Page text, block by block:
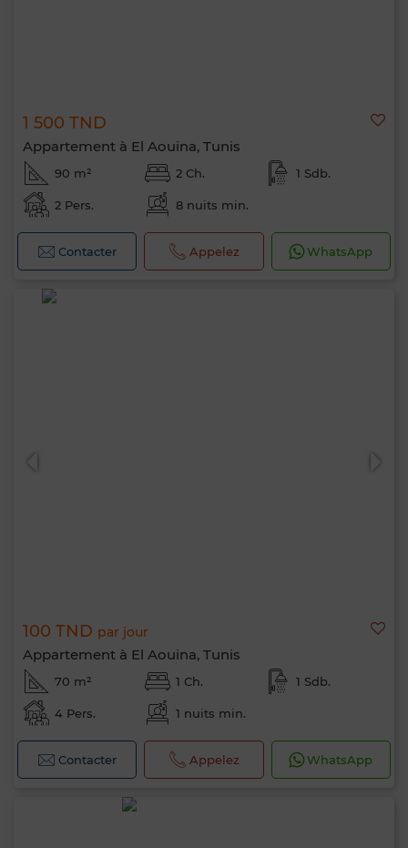
1 500 TND
Appartement à El Aouina, Tunis
90 m² 2 Ch. 1 Sdb.
2 Pers. 8 nuits min.
Contacter Appelez WhatsApp
100 TND par jour
Appartement à El Aouina, Tunis
70 m² 1 Ch. 1 Sdb.
4 Pers. 1 nuits min.
Contacter Appelez WhatsApp